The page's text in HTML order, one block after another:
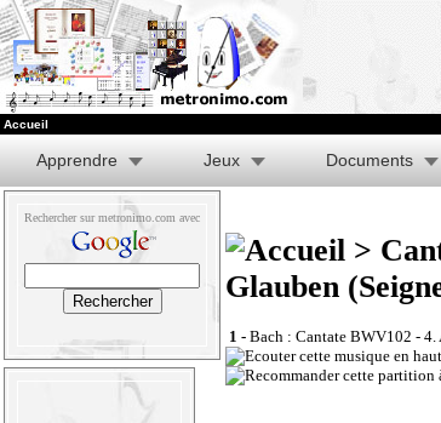
Accueil
Apprendre Jeux Documents
Rechercher sur metronimo.com avec
>
Glauben
1 - Bach : Cantate BWV102 -